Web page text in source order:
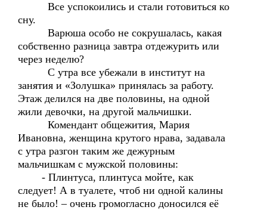
Все успокоились и стали готовиться ко
сну.
Варюша особо не сокрушалась, какая
собственно разница завтра отдежурить или
через неделю?
С утра все убежали в институт на
занятия и «Золушка» принялась за работу.
Этаж делился на две половины, на одной
жили девочки, на другой мальчишки.
Комендант общежития, Мария
Ивановна, женщина крутого нрава, задавала
с утра разгон таким же дежурным
мальчишкам с мужской половины:
- Плинтуса, плинтуса мойте, как
следует! А в туалете, чтоб ни одной калины
не было! – очень громогласно доносился её